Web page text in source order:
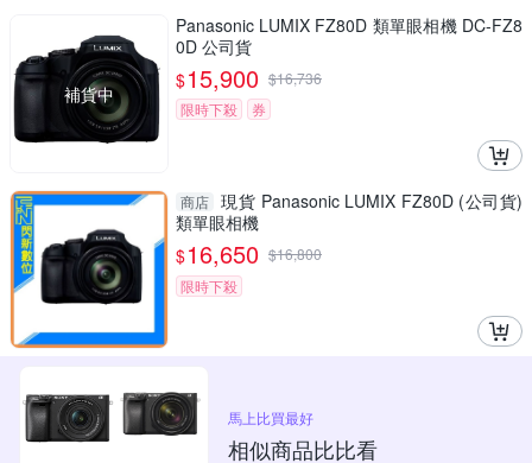
補貨中
Panasonic LUMIX FZ80D 類單眼相機 DC-FZ8
0D 公司貨
$15,900 $16,736
限時下殺
券
商店 現貨 Panasonic LUMIX FZ80D (公司貨)
類單眼相機
$16,650 $16,800
限時下殺
馬上比買最好
相似商品比比看